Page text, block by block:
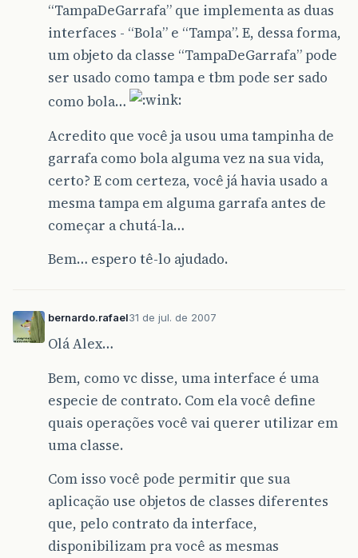
“TampaDeGarrafa” que implementa as duas
interfaces - “Bola” e “Tampa”. E, dessa forma,
um objeto da classe “TampaDeGarrafa” pode
ser usado como tampa e tbm pode ser sado
como bola…
Acredito que você ja usou uma tampinha de
garrafa como bola alguma vez na sua vida,
certo? E com certeza, você já havia usado a
mesma tampa em alguma garrafa antes de
começar a chutá-la…
Bem… espero tê-lo ajudado.
bernardo.rafael31 de jul. de 2007
Olá Alex…
Bem, como vc disse, uma interface é uma
especie de contrato. Com ela você define
quais operações você vai querer utilizar em
uma classe.
Com isso você pode permitir que sua
aplicação use objetos de classes diferentes
que, pelo contrato da interface,
disponibilizam pra você as mesmas